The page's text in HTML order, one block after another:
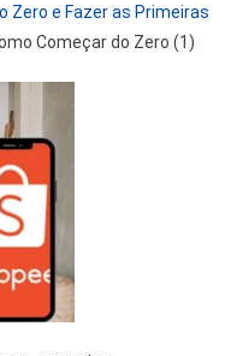
Zero e Fazer as Primeiras
Começar do Zero (1)